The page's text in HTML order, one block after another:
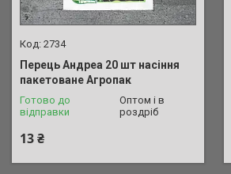
2734
Перець Андреа 20 шт насіння
пакетоване Агропак
Готово до
відправки
Оптом і в
роздріб
13 ₴